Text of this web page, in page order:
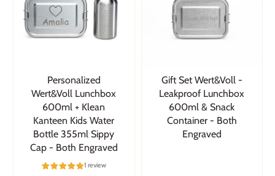
Personalized
Wert&Voll Lunchbox
600ml + Klean
Kanteen Kids Water
Bottle 355ml Sippy
Cap - Both Engraved
1 review
Gift Set Wert&Voll -
Leakproof Lunchbox
600ml & Snack
Container - Both
Engraved